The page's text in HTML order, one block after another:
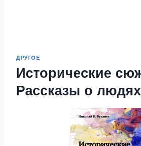
ДРУГОЕ
Исторические
Рассказы о людях